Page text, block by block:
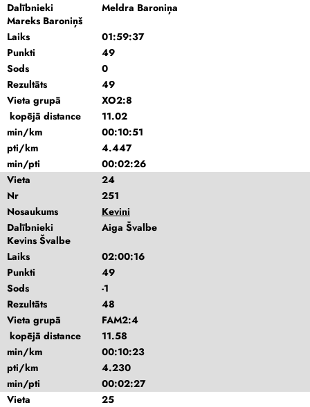
Dalībnieki
Meldra Baroniņa
Mareks Baroniņš
Laiks
01:59:37
Punkti
49
Sods
0
Rezultāts
49
Vieta grupā
XO2:8
kopējā distance
11.02
min/km
00:10:51
pti/km
4.447
min/pti
00:02:26
Vieta
24
Nr
251
Nosaukums
Kevini
Dalībnieki
Aiga Švalbe
Kevins Švalbe
Laiks
02:00:16
Punkti
49
Sods
-1
Rezultāts
48
Vieta grupā
FAM2:4
kopējā distance
11.58
min/km
00:10:23
pti/km
4.230
min/pti
00:02:27
Vieta
25